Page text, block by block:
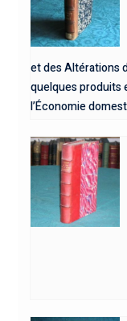
et des Altérations
quelques produits
l’Économie